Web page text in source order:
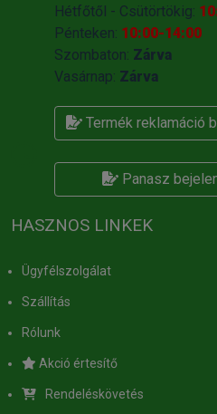
Hétfőtől - Csütörtökig:
Pénteken: 10:00-14:00
Szombaton: Zárva
Vasárnap: Zárva
Termék reklamáció
Panasz
HASZNOS LINKEK
Ügyfélszolgálat
Szállítás
Rólunk
Akció értesítő
Rendeléskövetés